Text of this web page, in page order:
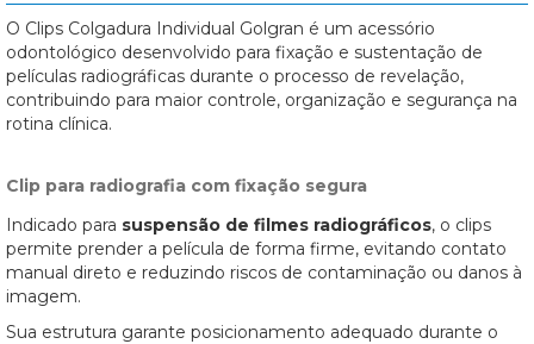
O Clips Colgadura Individual Golgran é um acessório
odontológico desenvolvido para fixação e sustentação de
películas radiográficas durante o processo de revelação,
contribuindo para maior controle, organização e segurança na
rotina clínica.
Clip para radiografia com fixação segura
Indicado para suspensão de filmes radiográficos, o clips
permite prender a película de forma firme, evitando contato
manual direto e reduzindo riscos de contaminação ou danos à
imagem.
Sua estrutura garante posicionamento adequado durante o